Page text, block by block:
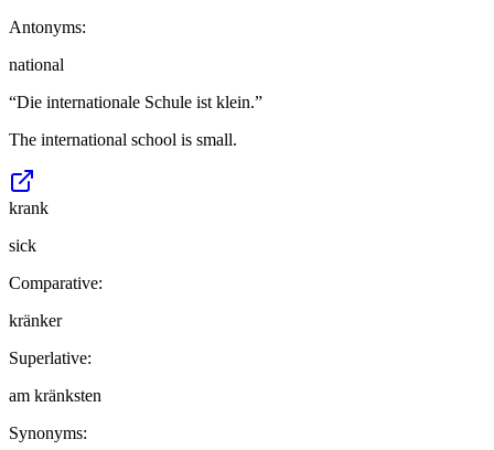
Antonyms:
national
“Die internationale Schule ist klein.”
The international school is small.
krank
sick
Comparative:
kränker
Superlative:
am kränksten
Synonyms: